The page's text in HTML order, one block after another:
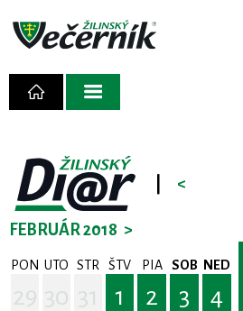
<
FEBRUÁR 2018 >
PON UTO STR ŠTV PIA SOB NED
1 2 3
4